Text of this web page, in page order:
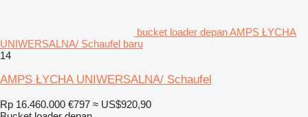
bucket loader depan AMPS ŁYCHA
UNIWERSALNA/ Schaufel baru
14
AMPS ŁYCHA UNIWERSALNA/ Schaufel
Rp 16.460.000 €797 ≈ US$920,90